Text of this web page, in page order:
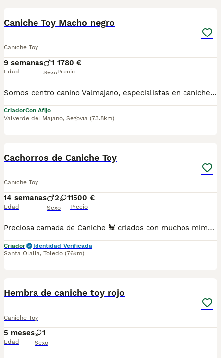
Caniche Toy Macho negro
Caniche Toy
9 semanas
Edad
1
Sexo
1780 €
Precio
Somos centro canino Valmajano, especialistas en caniche Toy situados en Segovia. Ofertamos una camada de gran calidad en la cual queda disponible un macho color negro para entregar la semana entre el 5 y el 12 de agosto. Se entrega con inscripción en LOE para obtener pedigrí como perro de compañía (pedigrí para cría/show 400€ de manera opcional), garantía (6 meses enfermedades congénitas y 15 días víricas), dos primeras revisiones veterinarias con vacunas y desparasitaciones al día y pasaporte con microchip. Consulta con nosotros y te asesoramos encantados. Puedes conocer más sobre nosotros en nuestra cuenta de instagram @valmajanocentro o en nuestra página web www.valmajano.com
CriadorCon Afijo
Valverde del Majano, Segovia (73.8km)
Cachorros de Caniche Toy
Caniche Toy
14 semanas
Edad
2 1
Sexo
1500 €
Precio
Preciosa camada de Caniche 🐩 criados con muchos mimos y atenciones bajo supervisión de nuestros veterinarios. Se entregan con vacunación correspondiente a su edad desparasitados interna y externamente, chip ...ofrecemos asesoramiento para encontrar tu cachorro ideal. Se entregan a partir de los 2 meses de edad, contrato de compraventa con garantías viricas y congénitas. No dudes en pedir información o cita previa para visitarnos. Precio segun características del cachorro, color género tamaño...etc
Criador
Identidad Verificada
Santa Olalla, Toledo (76km)
Hembra de caniche toy rojo
Caniche Toy
5 meses
Edad
1
Sexo